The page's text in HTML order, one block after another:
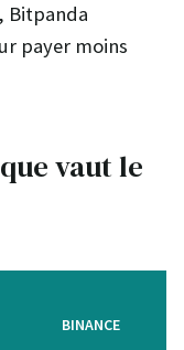
Bitpanda
payer moins
vaut le
BINANCE